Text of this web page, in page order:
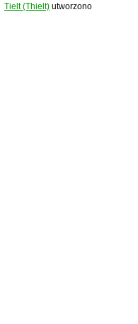
Tielt (Thielt) utworzono